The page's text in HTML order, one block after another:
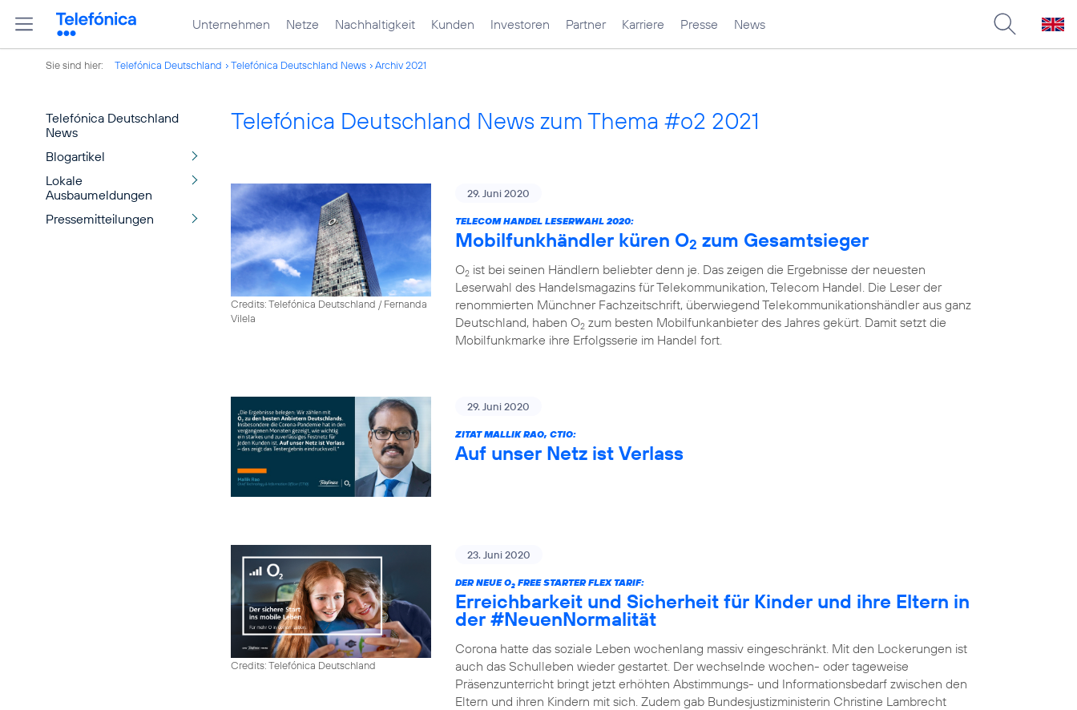
Unternehmen Netze Nachhaltigkeit Kunden Investoren Partner Karriere Presse News
Sie sind hier: Telefónica Deutschland Telefónica Deutschland News Archiv 2021
Telefónica Deutschland
News
Blogartikel
Lokale
Ausbaumeldungen
Pressemitteilungen
Telefónica Deutschland News zum Thema #o2 2021
Credits: Telefónica Deutschland / Fernanda
Vilela
29. Juni 2020
TELECOM HANDEL LESERWAHL 2020:
Mobilfunkhändler küren O2 zum Gesamtsieger
O2 ist bei seinen Händlern beliebter denn je. Das zeigen die Ergebnisse der neuesten
Leserwahl des Handelsmagazins für Telekommunikation, Telecom Handel. Die Leser der
renommierten Münchner Fachzeitschrift, überwiegend Telekommunikationshändler aus ganz
Deutschland, haben O2 zum besten Mobilfunkanbieter des Jahres gekürt. Damit setzt die
Mobilfunkmarke ihre Erfolgsserie im Handel fort.
29. Juni 2020
ZITAT MALLIK RAO, CTIO:
Auf unser Netz ist Verlass
Credits: Telefónica Deutschland
23. Juni 2020
DER NEUE O2 FREE STARTER FLEX TARIF:
Erreichbarkeit und Sicherheit für Kinder und ihre Eltern in
der #NeuenNormalität
Corona hatte das soziale Leben wochenlang massiv eingeschränkt. Mit den Lockerungen ist
auch das Schulleben wieder gestartet. Der wechselnde wochen- oder tageweise
Präsenzunterricht bringt jetzt erhöhten Abstimmungs- und Informationsbedarf zwischen den
Eltern und ihren Kindern mit sich. Zudem gab Bundesjustizministerin Christine Lambrecht